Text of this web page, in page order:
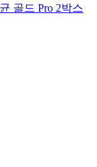
골드 Pro 2박스